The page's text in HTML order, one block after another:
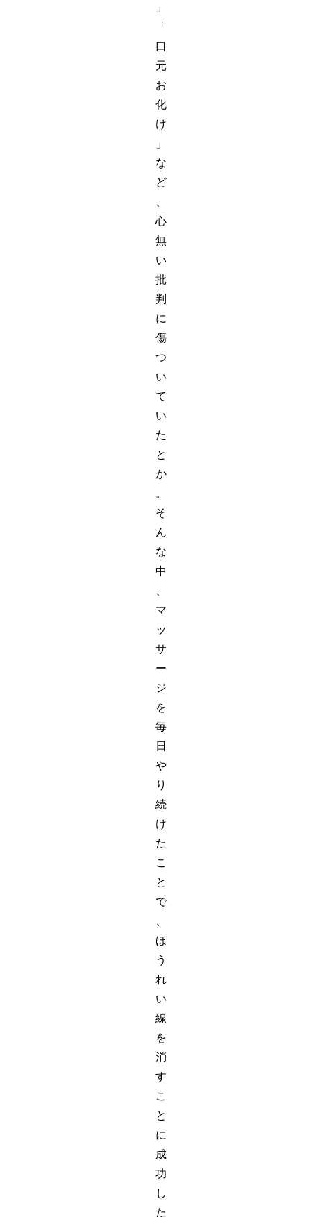
」
「
口
元
お
化
け
」
な
ど
心
無
い
批
判
に
傷
つ
い
て
い
た
と
か
。
そ
ん
な
中
マ
ッ
サ
ー
ジ
を
毎
日
や
り
続
け
た
こ
と
で
ほ
う
れ
い
線
を
消
す
こ
と
に
成
功
し
た